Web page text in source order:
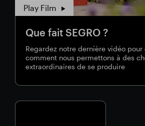
Play Film
Que fait SEGRO ?
Regardez notre dernière vidéo pour
comment nous permettons à des
extraordinaires de se produire